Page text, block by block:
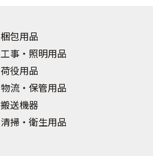
梱包用品
工事・照明用品
荷役用品
物流・保管用品
搬送機器
清掃・衛生用品